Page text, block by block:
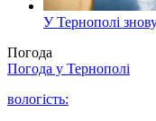
У Тернополі
Погода
Погода у Тернополі
вологість: